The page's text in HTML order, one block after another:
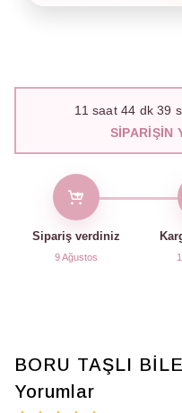
11 saat44 dk38
SIPARIŞIN
Sipariş verdiniz
9 Ağustos
BORU TAŞLI
Yorumlar